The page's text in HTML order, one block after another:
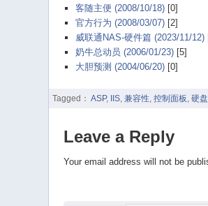
客随主便 (2008/10/18)[0]
官方行为 (2008/03/07)[2]
威联通NAS-硬件篇 (2023/11/12)
奶牛总动员 (2006/01/23)[5]
大胆预测 (2004/06/20)[0]
Tagged： ASP, IIS, 兼容性, 控制面板, 硬盘
Leave a Reply
Your email address will not be